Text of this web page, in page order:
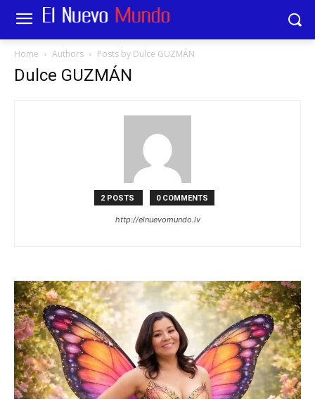
Home Authors Posts by Dulce GUZMÁN
Dulce GUZMÁN
2 POSTS 0 COMMENTS
http://elnuevomundo.lv